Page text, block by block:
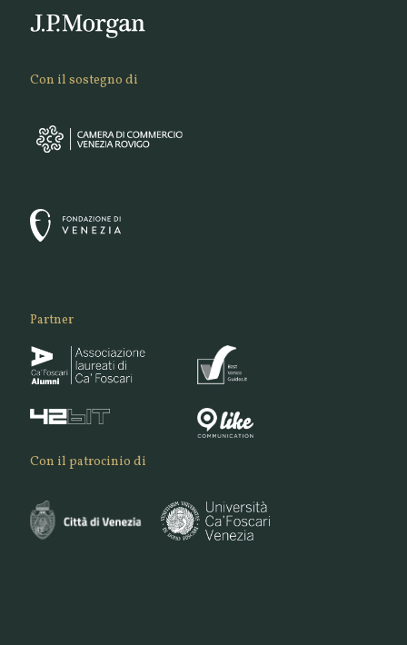
Con il sostegno di
Partner
Con il patrocinio di